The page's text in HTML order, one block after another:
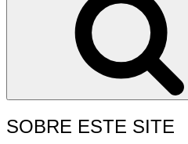
SOBRE ESTE SITE